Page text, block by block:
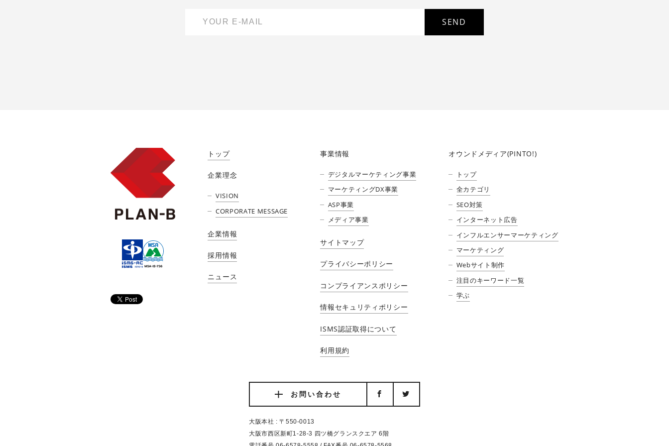
トップ
企業理念
VISION
CORPORATE MESSAGE
企業情報
採用情報
ニュース
事業情報
デジタルマーケティング事業
マーケティングDX事業
ASP事業
メディア事業​
サイトマップ
プライバシーポリシー
コンプライアンスポリシー
情報セキュリティポリシー
ISMS認証取得について
利用規約
オウンドメディア(PINTO!)
トップ
全カテゴリ
SEO対策
インターネット広告
インフルエンサーマーケティング
マーケティング
Webサイト制作
注目のキーワード一覧
学ぶ
お問い合わせ
大阪本社 : 〒550-0013
大阪市西区新町1-28-3 四ツ橋グランスクエア 6階